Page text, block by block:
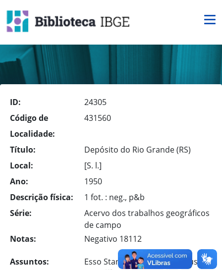
ID:
24305
Código de
Localidade:
431560
Título:
Depósito do Rio Grande (RS)
Local:
[S. l.]
Ano:
1950
Descrição física:
1 fot. : neg., p&b
Série:
Acervo dos trabalhos geográficos
de campo
Notas:
Negativo 18112
Assuntos:
Esso Standard do Brasil; Industria